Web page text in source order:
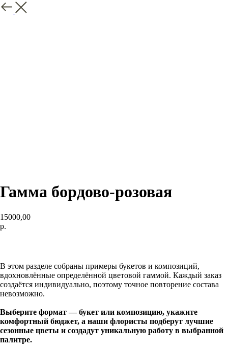
Назад
Гамма бордово-розовая
15000,00
р.
В этом разделе собраны примеры букетов и композиций,
вдохновлённые определённой цветовой гаммой. Каждый заказ
создаётся индивидуально, поэтому точное повторение состава
невозможно.
Выберите формат — букет или композицию, укажите
комфортный бюджет, а наши флористы подберут лучшие
сезонные цветы и создадут уникальную работу в выбранной
палитре.